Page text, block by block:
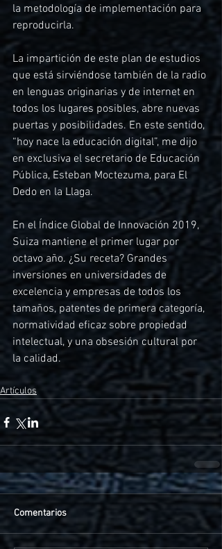
la metodología de implementación para
reproducirla.
La impartición de este plan de estudios
que está sirviéndose también de la radio
en lenguas originarias y de internet en
todos los lugares posibles, abre nuevas
puertas y posibilidades. En este sentido,
“hoy nace la educación digital”, me dijo
en exclusiva el secretario de Educación
Pública, Esteban Moctezuma, para El
Dedo en la Llaga.
En el Índice Global de Innovación 2019,
Suiza mantiene el primer lugar por
octavo año. ¿Su receta? Grandes
inversiones en universidades de
excelencia y empresas de todos los
tamaños, patentes de primera categoría,
normatividad eficaz sobre propiedad
intelectual, y una obsesión cultural por
la calidad.
Artículos
Comentarios